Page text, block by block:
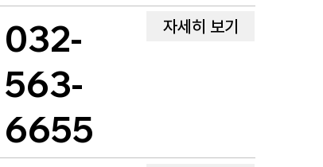
032-
563-
6655
자세히 보기